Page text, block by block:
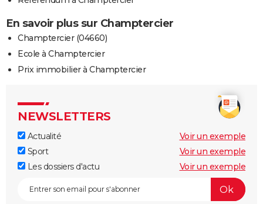
En savoir plus sur Champtercier
Champtercier (04660)
Ecole à Champtercier
Prix immobilier à Champtercier
NEWSLETTERS
Actualité
Voir un exemple
Sport
Voir un exemple
Les dossiers d'actu
Voir un exemple